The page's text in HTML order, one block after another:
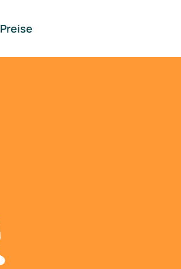
Preise